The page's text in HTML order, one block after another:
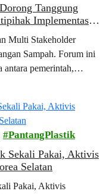
Tanggung
Implementasi
Multi Stakeholder
Sampah. Forum ini
pemerintah,
kembali capaian
dan
sampah plastik di masa
PantangPlastik
Sekali Pakai, Aktivis
Selatan
Pakai, Aktivis